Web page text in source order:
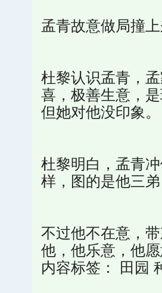
孟青故意做局撞
杜黎认识孟青，
喜，极善生意，
但她对他没印象。
杜黎明白，孟青
样，图的是他三
不过他不在意，
他，他乐意，他
内容标签： 田园